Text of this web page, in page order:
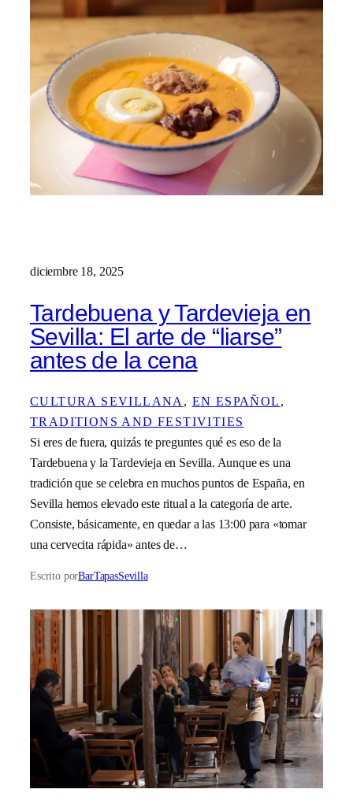
diciembre 18, 2025
Tardebuena y Tardevieja en
Sevilla: El arte de “liarse”
antes de la cena
CULTURA SEVILLANA, EN ESPAÑOL
TRADITIONS AND FESTIVITIES
Si eres de fuera, quizás te preguntes qué es eso de la
Tardebuena y la Tardevieja en Sevilla. Aunque es una
tradición que se celebra en muchos puntos de España, en
Sevilla hemos elevado este ritual a la categoría de arte.
Consiste, básicamente, en quedar a las 13:00 para «tomar
una cervecita rápida» antes de…
Escrito porBarTapasSevilla